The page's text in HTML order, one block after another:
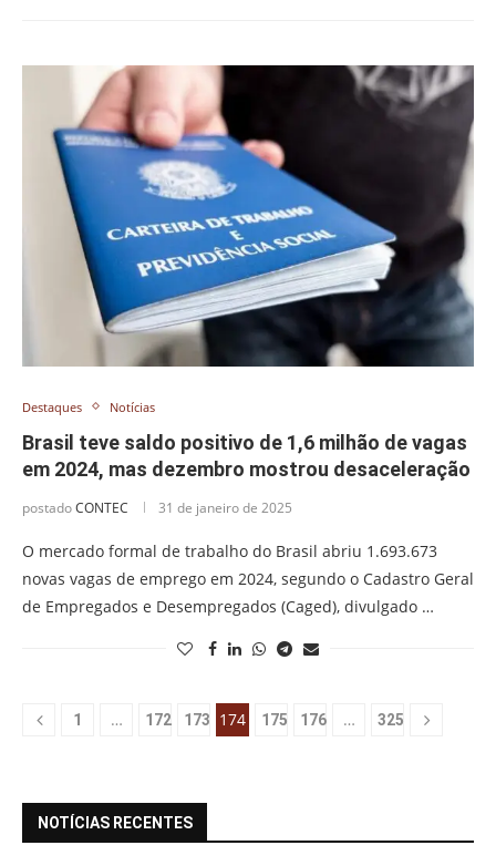
Destaques Notícias
Brasil teve saldo positivo de 1,6 milhão de vagas
em 2024, mas dezembro mostrou desaceleração
postadoCONTEC 31 de janeiro de 2025
O mercado formal de trabalho do Brasil abriu 1.693.673
novas vagas de emprego em 2024, segundo o Cadastro Geral
de Empregados e Desempregados (Caged), divulgado …
1 … 172 173 174 175 176 … 325
NOTÍCIAS RECENTES